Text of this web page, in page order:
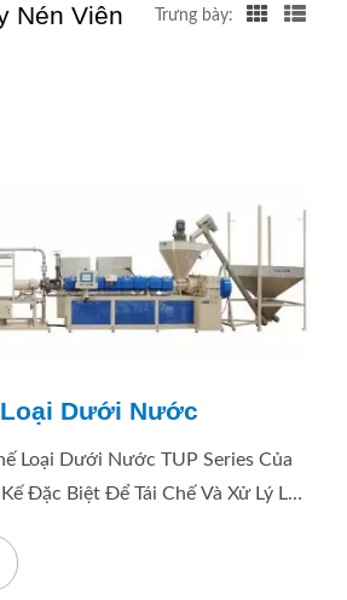
Nén Viên Trưng bày:
Dưới Nước
Loại Dưới Nước TUP Series Của
Đặc Biệt Để Tái Chế Và Xử Lý Lại